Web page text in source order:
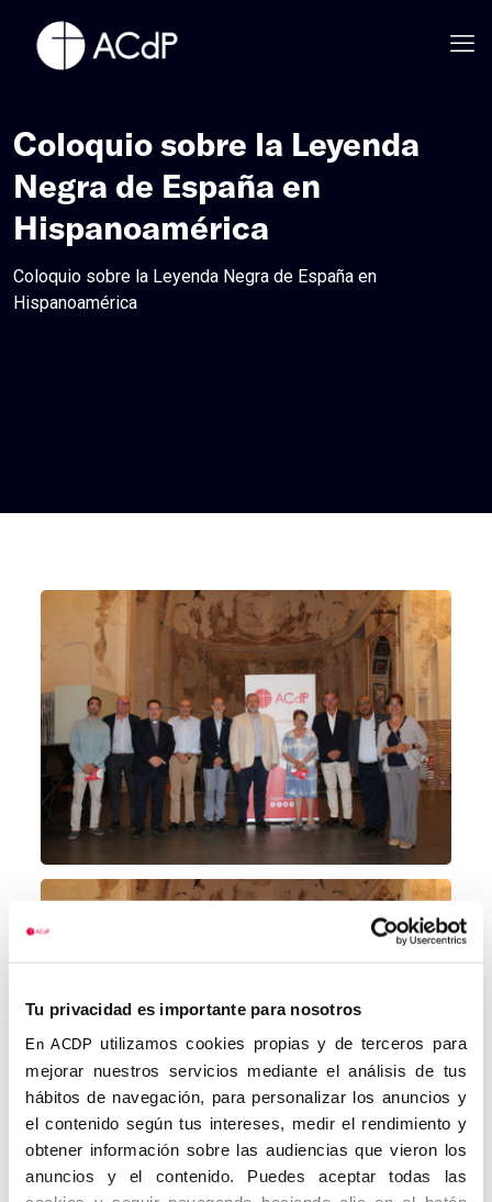
Tu privacidad es importante para nosotros
En ACDP utilizamos cookies propias y de terceros para
mejorar nuestros servicios mediante el análisis de tus
hábitos de navegación, para personalizar los anuncios y
el contenido según tus intereses, medir el rendimiento y
obtener información sobre las audiencias que vieron los
anuncios y el contenido. Puedes aceptar todas las
Coloquio sobre la Leyenda
Negra de España en
Hispanoamérica
Coloquio sobre la Leyenda Negra de España en
Hispanoamérica